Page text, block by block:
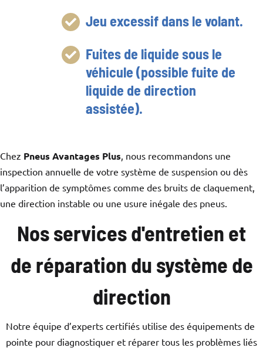
Jeu excessif dans le volant.
Fuites de liquide sous le
véhicule (possible fuite de
liquide de direction
assistée).
Chez Pneus Avantages Plus, nous recommandons une
inspection annuelle de votre système de suspension ou dès
l’apparition de symptômes comme des bruits de claquement,
une direction instable ou une usure inégale des pneus.
Nos services d'entretien et
de réparation du système de
direction
Notre équipe d’experts certifiés utilise des équipements de
pointe pour diagnostiquer et réparer tous les problèmes liés